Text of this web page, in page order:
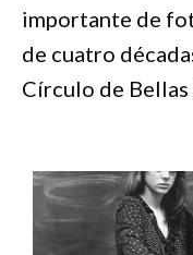
importante de
de cuatro
Círculo de